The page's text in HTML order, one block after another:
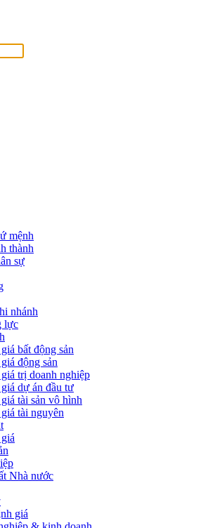
mệnh
thành
sự
nhánh
lực
bất động sản
động sản
trị doanh nghiệp
dự án đầu tư
tài sản vô hình
tài nguyên
Nhà nước
giá